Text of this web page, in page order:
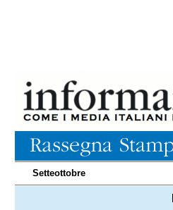
Setteottobre